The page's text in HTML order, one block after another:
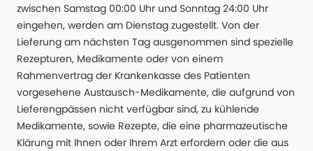
zwischen Samstag 00:00 Uhr und Sonntag 24:00 Uhr
eingehen, werden am Dienstag zugestellt. Von der
Lieferung am nächsten Tag ausgenommen sind spezielle
Rezepturen, Medikamente oder von einem
Rahmenvertrag der Krankenkasse des Patienten
vorgesehene Austausch-Medikamente, die aufgrund von
Lieferengpässen nicht verfügbar sind, zu kühlende
Medikamente, sowie Rezepte, die eine pharmazeutische
Klärung mit Ihnen oder Ihrem Arzt erfordern oder die aus